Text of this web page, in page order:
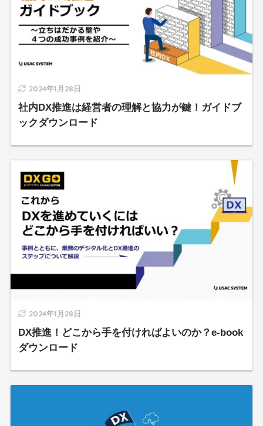
2024年1月28日
社内DX推進は経営者の理解と協力が鍵！ガイドブ
ックダウンロード
2024年1月28日
DX推進！どこから手を付ければよいのか？e-book
ダウンロード